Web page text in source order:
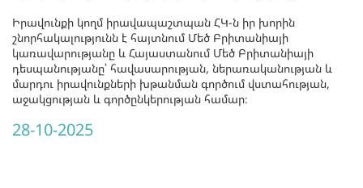
Իրավունքի կողմ իրավապաշտպան ՀԿ-ն իր խորին
շնորհակալությունն է հայտնում Մեծ Բրիտանիայի
կառավարությանը և Հայաստանում Մեծ Բրիտանիայի
դեսպանությանը՝ հավասարության, ներառականության և
մարդու իրավունքների խթանման գործում վստահության,
աջակցության և գործընկերության համար։
28-10-2025